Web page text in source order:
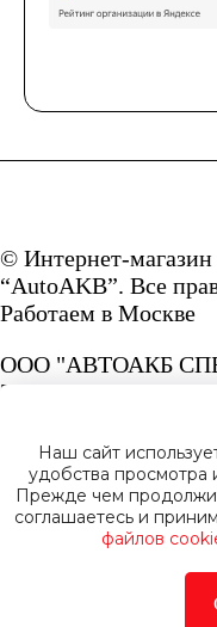
© Интернет-
“AutoAKB”. Все
Работаем в Москве
ООО "АВТОАКБ
780201001 ОГРН:
Сайт под защитой
Privacy Policyи
Политика
Наш сайт
удобства
Прежде чем
соглашаетесь и
файлов